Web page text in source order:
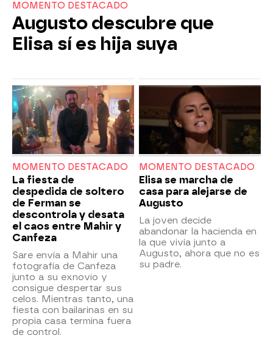
MOMENTO DESTACADO
Augusto descubre que
Elisa sí es hija suya
MOMENTO DESTACADO
La fiesta de
despedida de soltero
de Ferman se
descontrola y desata
el caos entre Mahir y
Canfeza
Sare envía a Mahir una
fotografía de Canfeza
junto a su exnovio y
consigue despertar sus
celos. Mientras tanto, una
fiesta con bailarinas en su
propia casa termina fuera
de control.
MOMENTO DESTACADO
Elisa se marcha de
casa para alejarse de
Augusto
La joven decide
abandonar la hacienda en
la que vivía junto a
Augusto, ahora que no es
su padre.